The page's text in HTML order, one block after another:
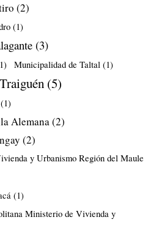
(2)
(1)
(3)
Municipalidad de Taltal (1)
(5)
(1)
Alemana(2)
(2)
y Urbanismo Región del Maule
(1)
Ministerio de Vivienda y